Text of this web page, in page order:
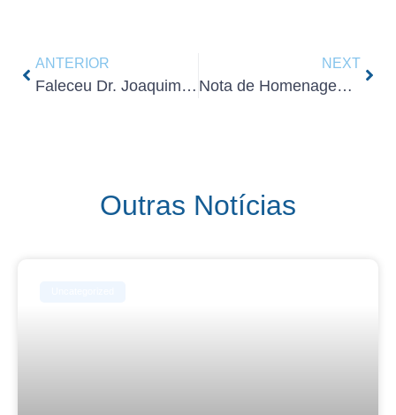
ANTERIOR
Faleceu Dr. Joaquim Chaves
NEXT
Nota de Homenagem – Dra. Filomena Cabedo Lencastre
Outras Notícias